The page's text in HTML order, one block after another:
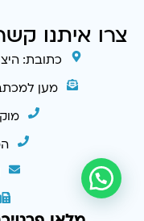
צרו איתנו
כתובת: היצירה 8 ראש העין –
מען
מוקד